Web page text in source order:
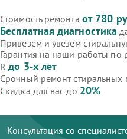
Стоимость ремонта от 780
Бесплатная диагностика
Привезем и увезем
Гарантия на наши работы по
Rдо 3-х лет
Срочный ремонт стиральных
Скидка для вас до 20%
Консультация со